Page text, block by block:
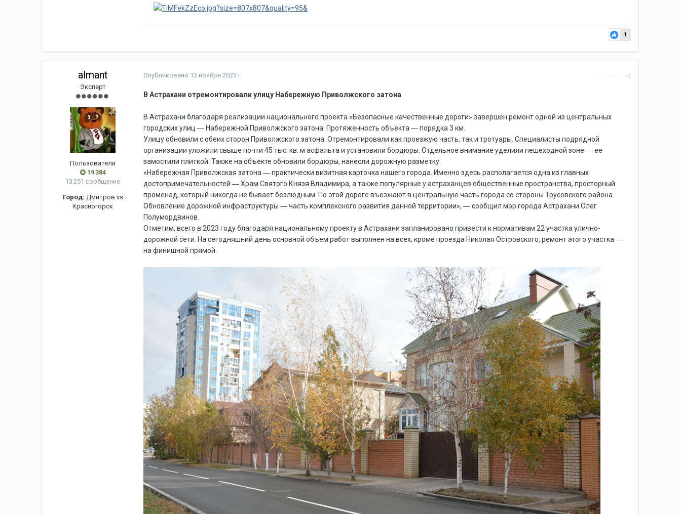
1
almant
Эксперт
Пользователи
19 384
13 251 сообщение
Город: Дмитров vs
Красногорск
Опубликовано 13 ноября 2023 г.
В Астрахани отремонтировали улицу Набережную Приволжского затона
В Астрахани благодаря реализации национального проекта «Безопасные качественные дороги» завершен ремонт одной из центральных
городских улиц ― Набережной Приволжского затона. Протяженность объекта ― порядка 3 км.
Улицу обновили с обеих сторон Приволжского затона. Отремонтировали как проезжую часть, так и тротуары. Специалисты подрядной
организации уложили свыше почти 45 тыс. кв. м асфальта и установили бордюры. Отдельное внимание уделили пешеходной зоне ― ее
замостили плиткой. Также на объекте обновили бордюры, нанесли дорожную разметку.
«Набережная Приволжская затона ― практически визитная карточка нашего города. Именно здесь располагается одна из главных
достопримечательностей ― Храм Святого Князя Владимира, а также популярные у астраханцев общественные пространства, просторный
променад, который никогда не бывает безлюдным. По этой дороге въезжают в центральную часть города со стороны Трусовского района.
Обновление дорожной инфраструктуры ― часть комплексного развития данной территории», ― сообщил мэр города Астрахани Олег
Полумордвинов.
Отметим, всего в 2023 году благодаря национальному проекту в Астрахани запланировано привести к нормативам 22 участка улично-
дорожной сети. На сегодняшний день основной объем работ выполнен на всех, кроме проезда Николая Островского, ремонт этого участка ―
на финишной прямой.